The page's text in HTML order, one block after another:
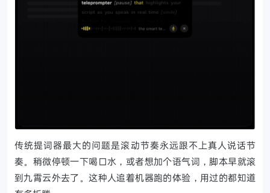
传统提词器最大的问题是滚动节奏永远跟不上真人说话节
奏。稍微停顿一下喝口水，或者想加个语气词，脚本早就滚
到九霄云外去了。这种人追着机器跑的体验，用过的都知道